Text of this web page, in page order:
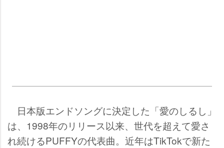
日本版エンドソングに決定した「愛のしるし」
は、1998年のリリース以来、世代を超えて愛さ
れ続けるPUFFYの代表曲。近年はTikTokで新た